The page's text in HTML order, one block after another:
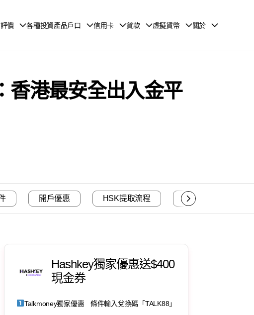
價 各種投資產品戶口 信用卡 貸款 虛擬貨幣 關於
香港最安全出入金平
開戶優惠 HSK提取流程 入金方法
Hashkey獨家優惠送$400
現金券
Talkmoney獨家優惠
條件輸入兌換碼「TALK88」